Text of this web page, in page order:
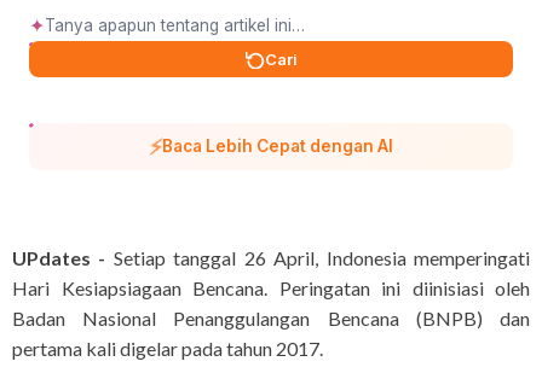
✦
Cari
⚡Baca Lebih Cepat dengan AI
UPdates - Setiap tanggal 26 April, Indonesia memperingati
Hari Kesiapsiagaan Bencana. Peringatan ini diinisiasi oleh
Badan Nasional Penanggulangan Bencana (BNPB) dan
pertama kali digelar pada tahun 2017.